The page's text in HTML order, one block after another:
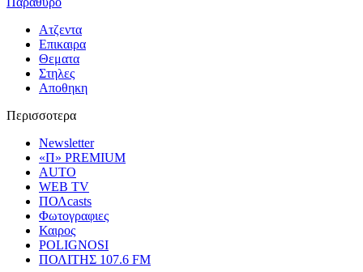
Ατζεντα
Επικαιρα
Θεματα
Στηλες
Αποθηκη
Περισσοτερα
Newsletter
«Π» PREMIUM
AUTO
WEB TV
ΠΟΛcasts
Φωτογραφιες
Καιρος
POLIGNOSI
ΠΟΛΙΤΗΣ 107.6 FM